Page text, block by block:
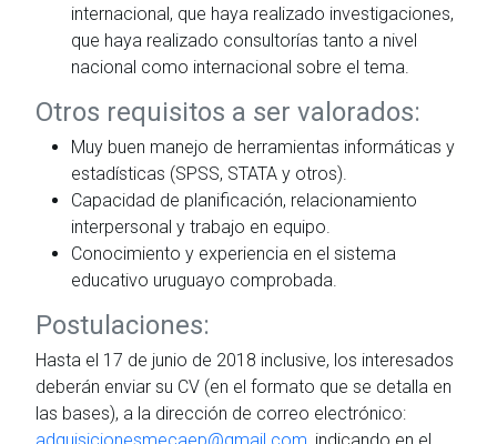
internacional, que haya realizado investigaciones,
que haya realizado consultorías tanto a nivel
nacional como internacional sobre el tema.
Otros requisitos a ser valorados:
Muy buen manejo de herramientas informáticas y
estadísticas (SPSS, STATA y otros).
Capacidad de planificación, relacionamiento
interpersonal y trabajo en equipo.
Conocimiento y experiencia en el sistema
educativo uruguayo comprobada.
Postulaciones:
Hasta el 17 de junio de 2018 inclusive, los interesados
deberán enviar su CV (en el formato que se detalla en
las bases), a la dirección de correo electrónico: